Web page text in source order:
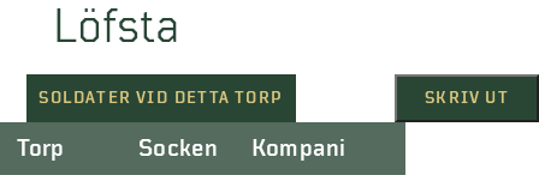
Löfsta
SOLDATER VID DETTA TORP SKRIV UT
Torp Socken Kompani